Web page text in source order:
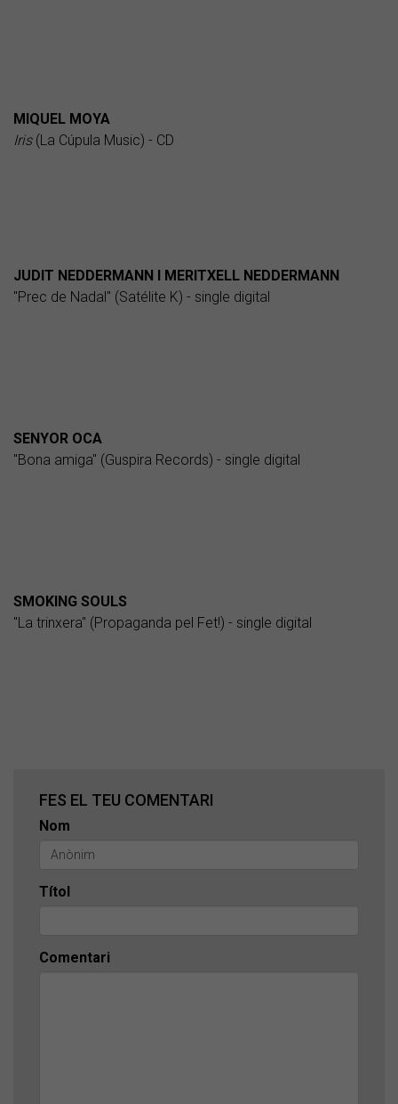
MIQUEL MOYA
Iris(La Cúpula Music) - CD
JUDIT NEDDERMANN I MERITXELL NEDDERMANN
"Prec de Nadal" (Satélite K) - single digital
SENYOR OCA
"Bona amiga" (Guspira Records) - single digital
SMOKING SOULS
"La trinxera" (Propaganda pel Fet!) - single digital
FES EL TEU COMENTARI
Nom
Títol
Comentari